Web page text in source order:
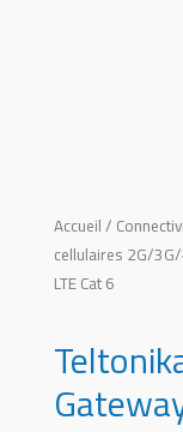
Accueil /
cellulaires 2G/3G/
LTE Cat 6